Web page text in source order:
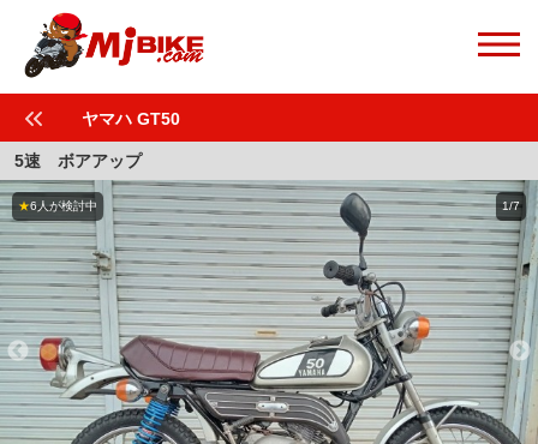
ヤマハ GT50
5速 ボアアップ
1/7
★6人が検討中